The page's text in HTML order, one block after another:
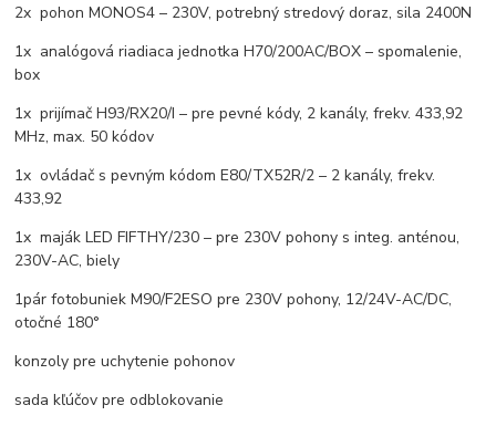
2x pohon MONOS4 – 230V, potrebný stredový doraz, sila 2400N
1x analógová riadiaca jednotka H70/200AC/BOX – spomalenie,
box
1x prijímač H93/RX20/I – pre pevné kódy, 2 kanály, frekv. 433,92
MHz, max. 50 kódov
1x ovládač s pevným kódom E80/TX52R/2 – 2 kanály, frekv.
433,92
1x maják LED FIFTHY/230 – pre 230V pohony s integ. anténou,
230V-AC, biely
1pár fotobuniek M90/F2ESO pre 230V pohony, 12/24V-AC/DC,
otočné 180°
konzoly pre uchytenie pohonov
sada kľúčov pre odblokovanie